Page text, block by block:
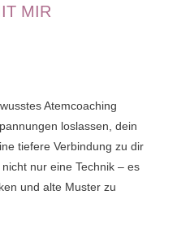
MIR
Atemcoaching
loslassen, dein
tiefere Verbindung zu dir
nur eine Technik – es
und alte Muster zu